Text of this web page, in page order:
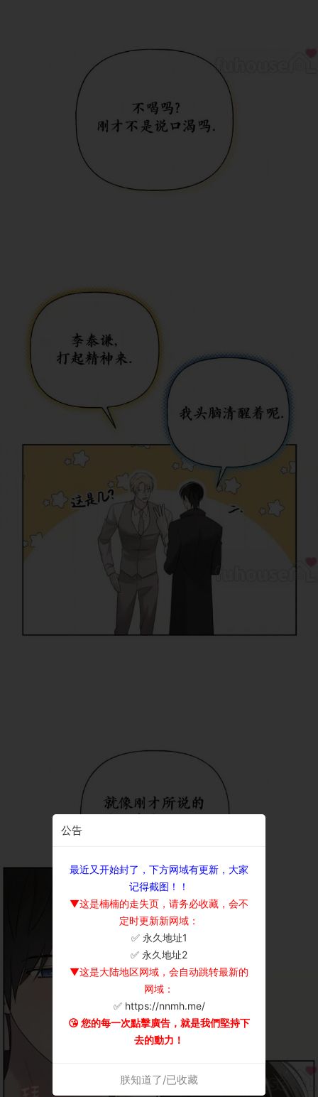
公告
最近又开始封了，下方网域有更新，大家
记得截图！！
▼这是楠楠的走失页，请务必收藏，会不
定时更新新网域：
✅ 永久地址1
✅ 永久地址2
▼这是大陆地区网域，会自动跳转最新的
网域：
✅ https://nnmh.me/
😘 您的每一次點擊廣告，就是我們堅持下
去的動力！
朕知道了/已收藏